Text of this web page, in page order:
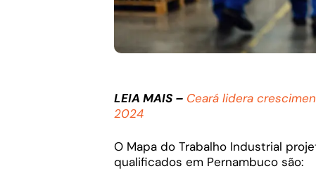
LEIA MAIS – Ceará lidera
2024
O Mapa do Trabalho Industrial
qualificados em Pernambuco são: